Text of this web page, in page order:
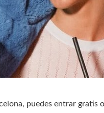
puedes entrar gratis